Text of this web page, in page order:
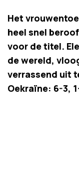
Het
heel snel
voor de titel.
de wereld,
verrassend uit
Oekraïne: 6-3,